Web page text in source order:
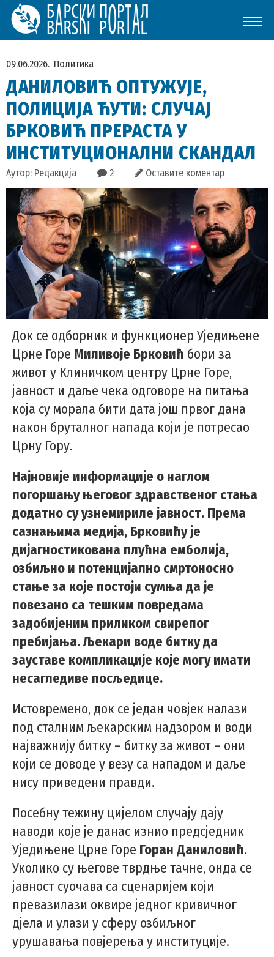
09.06.2026. Политика
ДАНИЛОВИЋ ОПТУЖУЈЕ,
ПОЛИЦИЈА ЋУТИ: СЛУЧАЈ
БРКОВИЋ ПРЕРАСТА У
ИНСТИТУЦИОНАЛНИ СКАНДАЛ
Аутор: Редакција 2 Оставите коментар
Док се одборник и функционер Уједињене
Црне Горе Миливоје Брковић бори за
живот у Клиничком центру Црне Горе,
јавност и даље чека одговоре на питања
која су морала бити дата још првог дана
након бруталног напада који је потресао
Црну Гору.
Најновије информације о наглом
погоршању његовог здравственог стања
додатно су узнемириле јавност. Према
сазнањима медија, Брковићу је
дијагностикована плућна емболија,
озбиљно и потенцијално смртоносно
стање за које постоји сумња да је
повезано са тешким повредама
задобијеним приликом свирепог
пребијања. Љекари воде битку да
зауставе компликације које могу имати
несагледиве посљедице.
Истовремено, док се један човјек налази
под сталним љекарским надзором и води
најважнију битку – битку за живот – они
који се доводе у везу са нападом и даље
нису приведени правди.
Посебну тежину цијелом случају дају
наводи које је данас изнио предсједник
Уједињене Црне Горе Горан Даниловић.
Уколико су његове тврдње тачне, онда се
јавност суочава са сценаријем који
превазилази оквире једног кривичног
дјела и улази у сферу озбиљног
урушавања повјерења у институције.